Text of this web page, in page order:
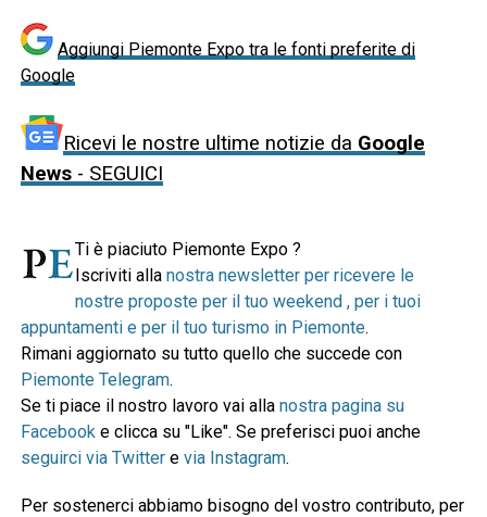
Aggiungi Piemonte Expo tra le fonti preferite di
Google
Ricevi le nostre ultime notizie da Google
News- SEGUICI
Ti è piaciuto Piemonte Expo ?
Iscriviti alla nostra newsletter per ricevere le
nostre proposte per il tuo weekend , per i tuoi
appuntamenti e per il tuo turismo in Piemonte.
Rimani aggiornato su tutto quello che succede con
Piemonte Telegram.
Se ti piace il nostro lavoro vai alla nostra pagina su
Facebook e clicca su "Like". Se preferisci puoi anche
seguirci via Twittere via Instagram.
Per sostenerci abbiamo bisogno del vostro contributo, per